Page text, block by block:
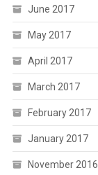
June 2017
May 2017
April 2017
March 2017
February 2017
January 2017
November 2016